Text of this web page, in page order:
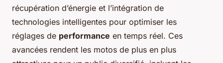
récupération d’énergie et l’intégration de
technologies intelligentes pour optimiser les
réglages de performance en temps réel. Ces
avancées rendent les motos de plus en plus